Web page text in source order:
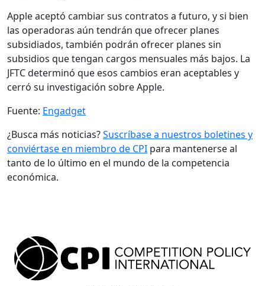
Apple aceptó cambiar sus contratos a futuro, y si bien
las operadoras aún tendrán que ofrecer planes
subsidiados, también podrán ofrecer planes sin
subsidios que tengan cargos mensuales más bajos. La
JFTC determinó que esos cambios eran aceptables y
cerró su investigación sobre Apple.
Fuente: Engadget
¿Busca más noticias?Suscríbase a nuestros boletines y
conviértase en miembro de CPI para mantenerse al
tanto de lo último en el mundo de la competencia
económica.